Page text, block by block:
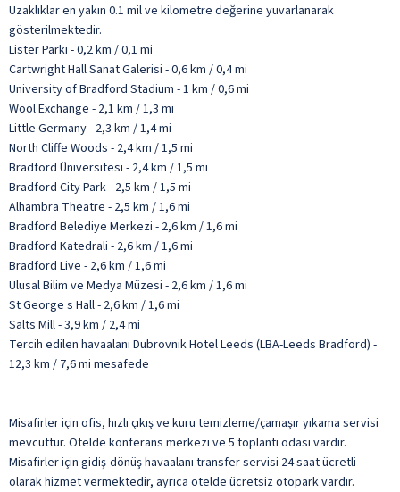
Uzaklıklar en yakın 0.1 mil ve kilometre değerine yuvarlanarak
gösterilmektedir.
Lister Parkı - 0,2 km / 0,1 mi
Cartwright Hall Sanat Galerisi - 0,6 km / 0,4 mi
University of Bradford Stadium - 1 km / 0,6 mi
Wool Exchange - 2,1 km / 1,3 mi
Little Germany - 2,3 km / 1,4 mi
North Cliffe Woods - 2,4 km / 1,5 mi
Bradford Üniversitesi - 2,4 km / 1,5 mi
Bradford City Park - 2,5 km / 1,5 mi
Alhambra Theatre - 2,5 km / 1,6 mi
Bradford Belediye Merkezi - 2,6 km / 1,6 mi
Bradford Katedrali - 2,6 km / 1,6 mi
Bradford Live - 2,6 km / 1,6 mi
Ulusal Bilim ve Medya Müzesi - 2,6 km / 1,6 mi
St George s Hall - 2,6 km / 1,6 mi
Salts Mill - 3,9 km / 2,4 mi
Tercih edilen havaalanı Dubrovnik Hotel Leeds (LBA-Leeds Bradford) -
12,3 km / 7,6 mi mesafede
Misafirler için ofis, hızlı çıkış ve kuru temizleme/çamaşır yıkama servisi
mevcuttur. Otelde konferans merkezi ve 5 toplantı odası vardır.
Misafirler için gidiş-dönüş havaalanı transfer servisi 24 saat ücretli
olarak hizmet vermektedir, ayrıca otelde ücretsiz otopark vardır.